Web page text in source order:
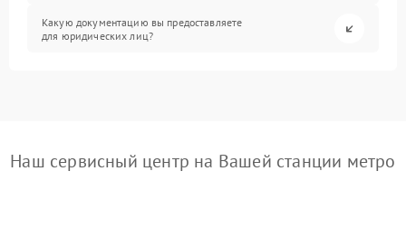
Какую документацию вы предоставляете
для юридических лиц?
Наш сервисный центр на Вашей станции метро